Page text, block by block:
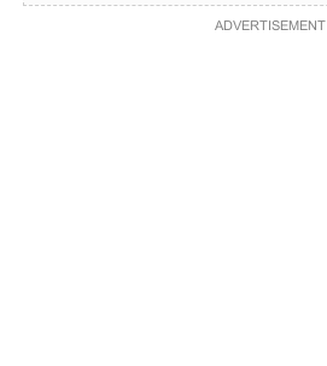
ADVERTISEMENT